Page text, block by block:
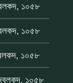
১০৫৮
১০৫৮
১০৫৮
১০৫৮